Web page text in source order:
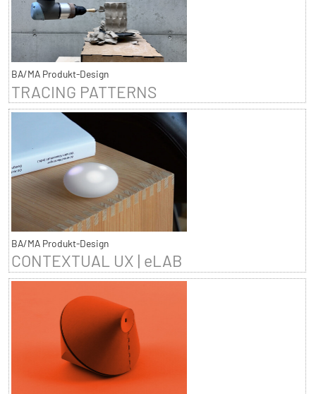
BA/MA Produkt-Design
TRACING PATTERNS
BA/MA Produkt-Design
CONTEXTUAL UX | eLAB